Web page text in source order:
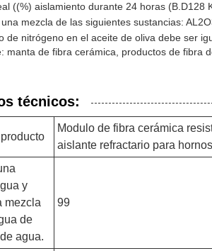
((%) aislamiento durante 24 horas (B.D128
mezcla de las siguientes sustancias:
de nitrógeno en el aceite de oliva debe ser
manta de fibra cerámica, productos de fibra
técnicos:
Modulo de fibra cerámica
aislante refractario para
y
mezcla
de
agua.
99